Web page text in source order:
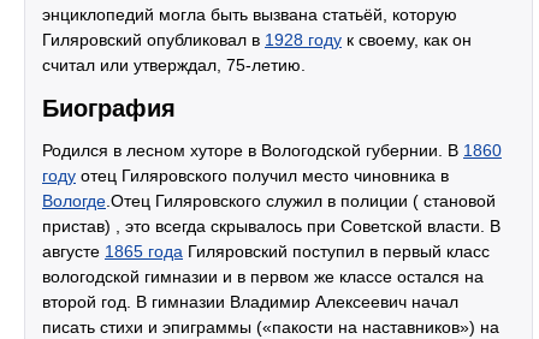
энциклопедий могла быть вызвана статьёй, которую
Гиляровский опубликовал в 1928 году к своему, как он
считал или утверждал, 75-летию.
Биография
Родился в лесном хуторе в Вологодской губернии. В 1860
году отец Гиляровского получил место чиновника в
Вологде .Отец Гиляровского служил в полиции ( становой
пристав) , это всегда скрывалось при Советской власти. В
августе 1865 года Гиляровский поступил в первый класс
вологодской гимназии и в первом же классе остался на
второй год. В гимназии Владимир Алексеевич начал
писать стихи и эпиграммы («пакости на наставников») на